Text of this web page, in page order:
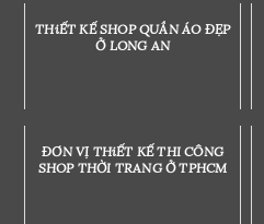
THiẾT KẾ SHOP QUẦN ÁO ĐẸP
Ở LONG AN
ĐƠN VỊ THiẾT KẾ THI CÔNG
SHOP THỜI TRANG Ở TPHCM